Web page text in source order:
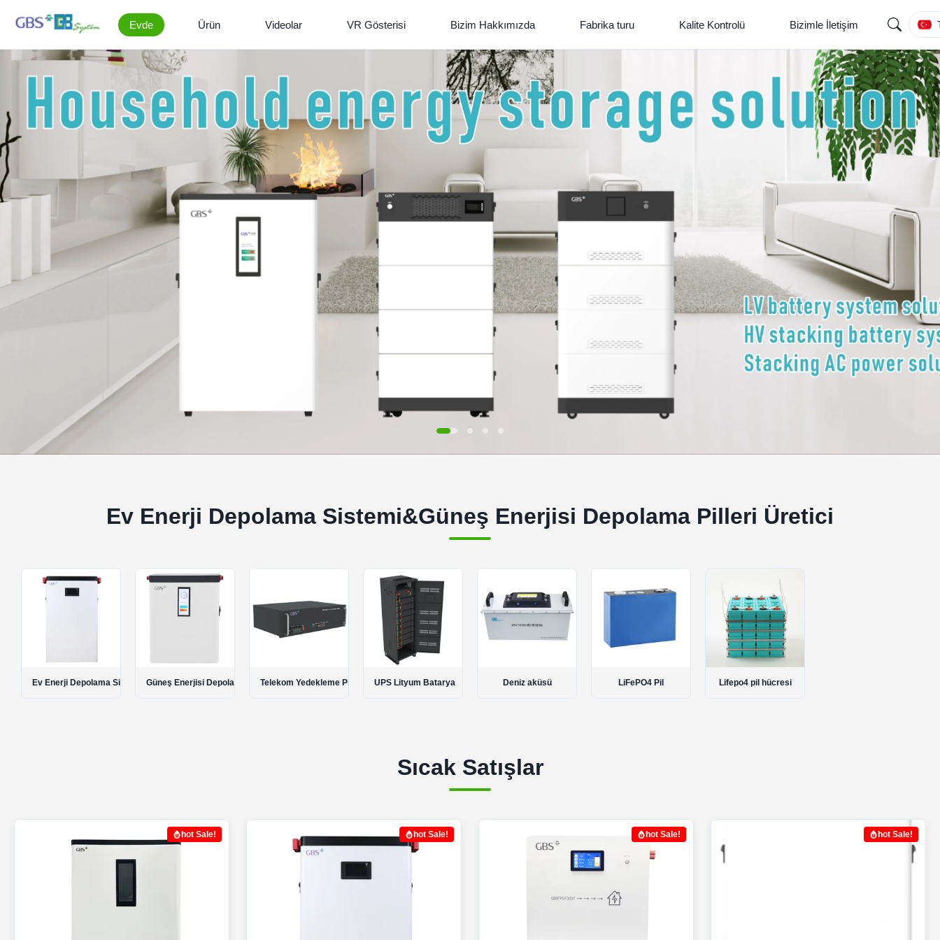
Evde Ürün Videolar VR Gösterisi Bizim Hakkımızda Fabrika turu Kalite Kontrolü Bizimle İletişim
Ev Enerji Depolama Sistemi&Güneş Enerjisi Depolama Pilleri Üretici
Ev Enerji Depolama Sistemi Güneş Enerjisi Depolama PilleriTelekom Yedekleme Pilleri UPS Lityum Batarya Deniz aküsü LiFePO4 Pil Lifepo4 pil hücresi
Sıcak Satışlar
hot Sale! hot Sale! hot Sale! hot Sale!